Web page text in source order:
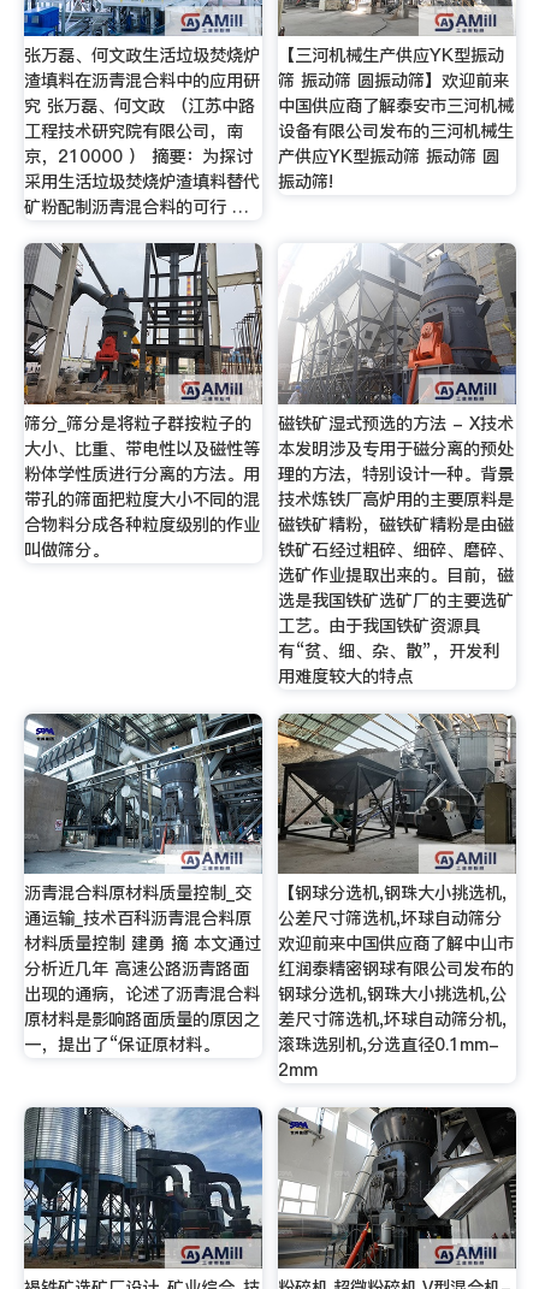
张万磊、何文政生活垃圾焚烧炉
渣填料在沥青混合料中的应用研
究 张万磊、何文政 （江苏中路
工程技术研究院有限公司，南
京，210000 ） 摘要：为探讨
采用生活垃圾焚烧炉渣填料替代
矿粉配制沥青混合料的可行 …
【三河机械生产供应YK型振动
筛 振动筛 圆振动筛】欢迎前来
中国供应商了解泰安市三河机械
设备有限公司发布的三河机械生
产供应YK型振动筛 振动筛 圆
振动筛!
筛分_筛分是将粒子群按粒子的
大小、比重、带电性以及磁性等
粉体学性质进行分离的方法。用
带孔的筛面把粒度大小不同的混
合物料分成各种粒度级别的作业
叫做筛分。
磁铁矿湿式预选的方法 - X技术
本发明涉及专用于磁分离的预处
理的方法，特别设计一种。背景
技术炼铁厂高炉用的主要原料是
磁铁矿精粉，磁铁矿精粉是由磁
铁矿石经过粗碎、细碎、磨碎、
选矿作业提取出来的。目前，磁
选是我国铁矿选矿厂的主要选矿
工艺。由于我国铁矿资源具
有“贫、细、杂、散”，开发利
用难度较大的特点
沥青混合料原材料质量控制_交
通运输_技术百科沥青混合料原
材料质量控制 建勇 摘 本文通过
分析近几年 高速公路沥青路面
出现的通病，论述了沥青混合料
原材料是影响路面质量的原因之
一，提出了“保证原材料。
【钢球分选机,钢珠大小挑选机,
公差尺寸筛选机,坏球自动筛分
欢迎前来中国供应商了解中山市
红润泰精密钢球有限公司发布的
钢球分选机,钢珠大小挑选机,公
差尺寸筛选机,坏球自动筛分机,
滚珠选别机,分选直径0.1mm-
2mm